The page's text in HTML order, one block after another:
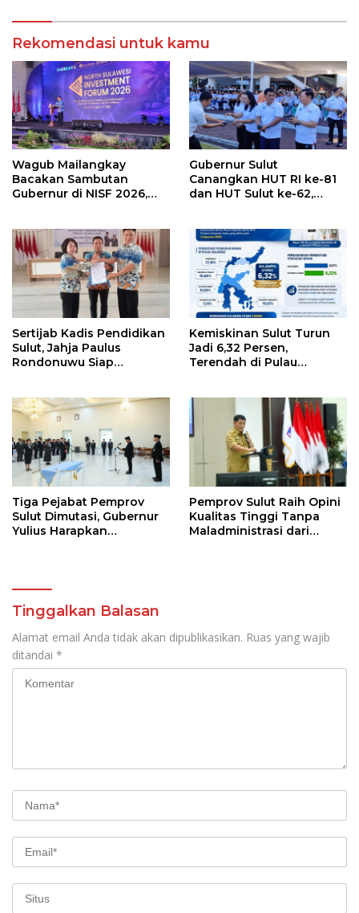
Rekomendasi untuk kamu
Wagub Mailangkay
Bacakan Sambutan
Gubernur di NISF 2026,
Kelapa ke Investor
Gubernur Sulut
Canangkan HUT RI ke-81
dan HUT Sulut ke-62,
Kendaraan
Sertijab Kadis Pendidikan
Sulut, Jahja Paulus
Rondonuwu Siap
Kemiskinan Sulut Turun
Jadi 6,32 Persen,
Terendah di Pulau
Tiga Pejabat Pemprov
Sulut Dimutasi, Gubernur
Yulius Harapkan
Pemprov Sulut Raih Opini
Kualitas Tinggi Tanpa
Maladministrasi dari
Tinggalkan Balasan
Alamat email Anda tidak akan dipublikasikan. Ruas yang wajib
ditandai *